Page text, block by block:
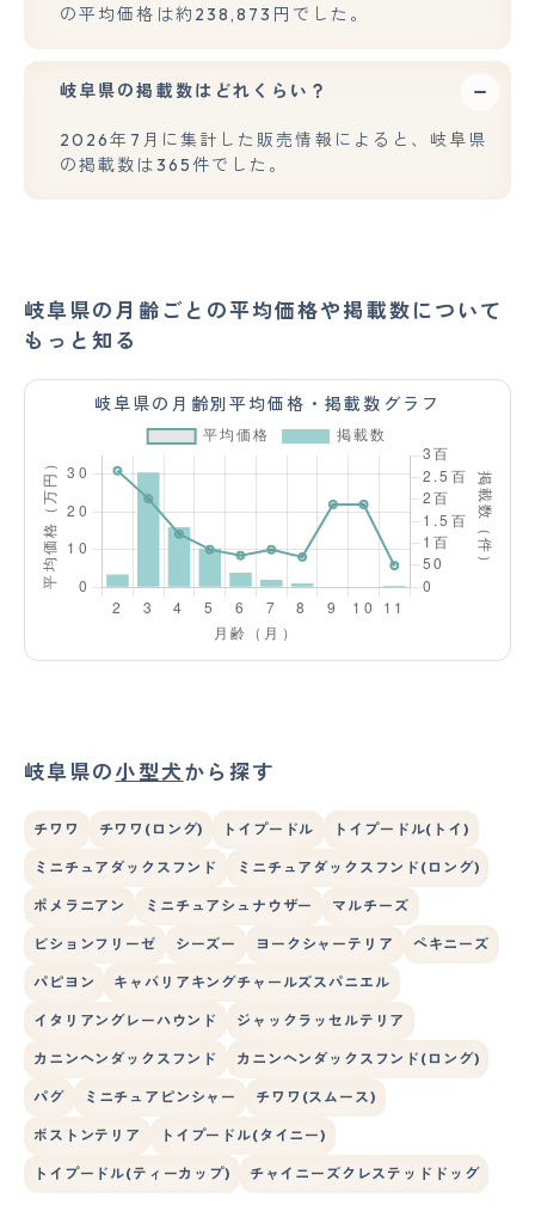
の平均価格は約238,873円でした。
岐阜県の掲載数はどれくらい？
2026年7月に集計した販売情報によると、岐阜県
の掲載数は365件でした。
岐阜県の月齢ごとの平均価格や掲載数について
もっと知る
岐阜県の月齢別平均価格・掲載数グラフ
岐阜県の小型犬から探す
チワワ チワワ(ロング) トイプードル トイプードル(トイ)
ミニチュアダックスフンド ミニチュアダックスフンド(ロング)
ポメラニアン ミニチュアシュナウザー マルチーズ
ビションフリーゼ シーズー ヨークシャーテリア ペキニーズ
パピヨン キャバリアキングチャールズスパニエル
イタリアングレーハウンド ジャックラッセルテリア
カニンヘンダックスフンド カニンヘンダックスフンド(ロング)
パグ ミニチュアピンシャー チワワ(スムース)
ボストンテリア トイプードル(タイニー)
トイプードル(ティーカップ) チャイニーズクレステッドドッグ